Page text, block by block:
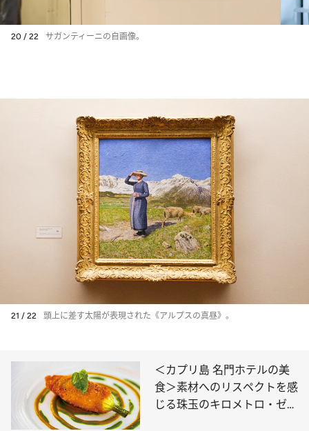
20 / 22 サガンティーニの自画像。
21 / 22 頭上に差す太陽が表現された《アルプスの真昼》。
＜カプリ島 名門ホテルの美
食＞素材へのリスペクトを感
じる珠玉のキロメトロ・ゼロ